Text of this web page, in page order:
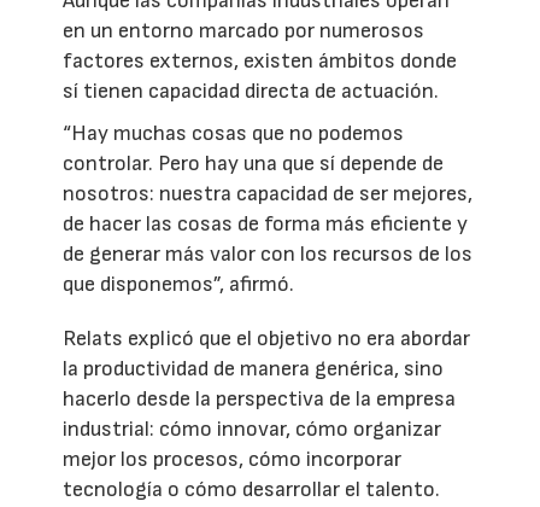
en un entorno marcado por numerosos
factores externos, existen ámbitos donde
sí tienen capacidad directa de actuación.
“Hay muchas cosas que no podemos
controlar. Pero hay una que sí depende de
nosotros: nuestra capacidad de ser mejores,
de hacer las cosas de forma más eficiente y
de generar más valor con los recursos de los
que disponemos”, afirmó.
Relats explicó que el objetivo no era abordar
la productividad de manera genérica, sino
hacerlo desde la perspectiva de la empresa
industrial: cómo innovar, cómo organizar
mejor los procesos, cómo incorporar
tecnología o cómo desarrollar el talento.